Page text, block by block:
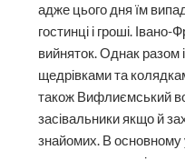
адже цього дня їм
гостинці і гроші. Івано-
вийняток. Однак разом
щедрівками та
також Вифлиємський
засівальники якщо й
знайомих. В основному